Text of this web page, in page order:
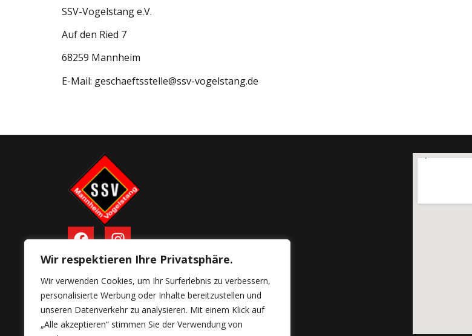
Wir respektieren Ihre Privatsphäre.
Wir verwenden Cookies, um Ihr Surferlebnis zu verbessern,
personalisierte Werbung oder Inhalte bereitzustellen und
unseren Datenverkehr zu analysieren. Mit einem Klick auf
„Alle akzeptieren“ stimmen Sie der Verwendung von
SSV-Vogelstang e.V.
Auf den Ried 7
68259 Mannheim
E-Mail: geschaeftsstelle@ssv-vogelstang.de
SSV Vogelstang e.V.
Auf den Ried 7
68259 Mannheim
geschaeftsstelle@ssv-vogelstang.de